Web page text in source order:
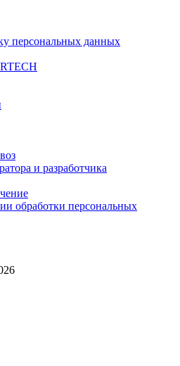
персональных данных
и разработчика
обработки персональных